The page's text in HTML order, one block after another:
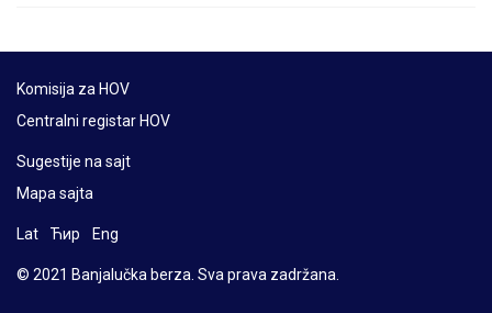
Komisija za HOV
Centralni registar HOV
Sugestije na sajt
Mapa sajta
Lat Ћир Eng
© 2021 Banjalučka berza. Sva prava zadržana.